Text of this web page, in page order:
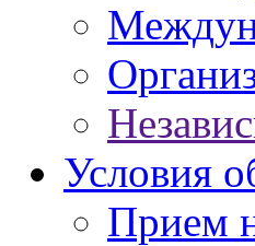
Условия
Прием